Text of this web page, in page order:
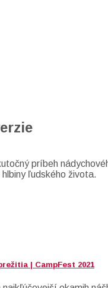
príbeh
ľudského života.
| CampFest 2021